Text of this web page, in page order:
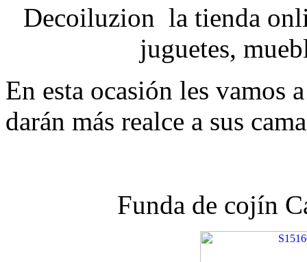
Decoiluzion la tienda
juguetes,
En esta ocasión les vamos
darán más realce a sus
Funda de cojín